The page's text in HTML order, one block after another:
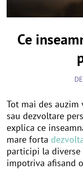
Ce
Tot mai des
sau dezvoltare
explica ce
mare forta
participi la
impotriva afisand